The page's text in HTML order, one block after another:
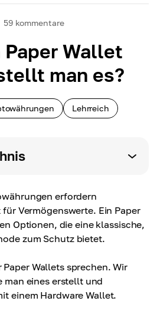
59 kommentare
Wallet
man es?
Lehrreich
erfordern
Vermögenswerte. Ein Paper
Optionen, die eine klassische,
zum Schutz bietet.
Wallets sprechen. Wir
man eines erstellt und
einem Hardware Wallet.